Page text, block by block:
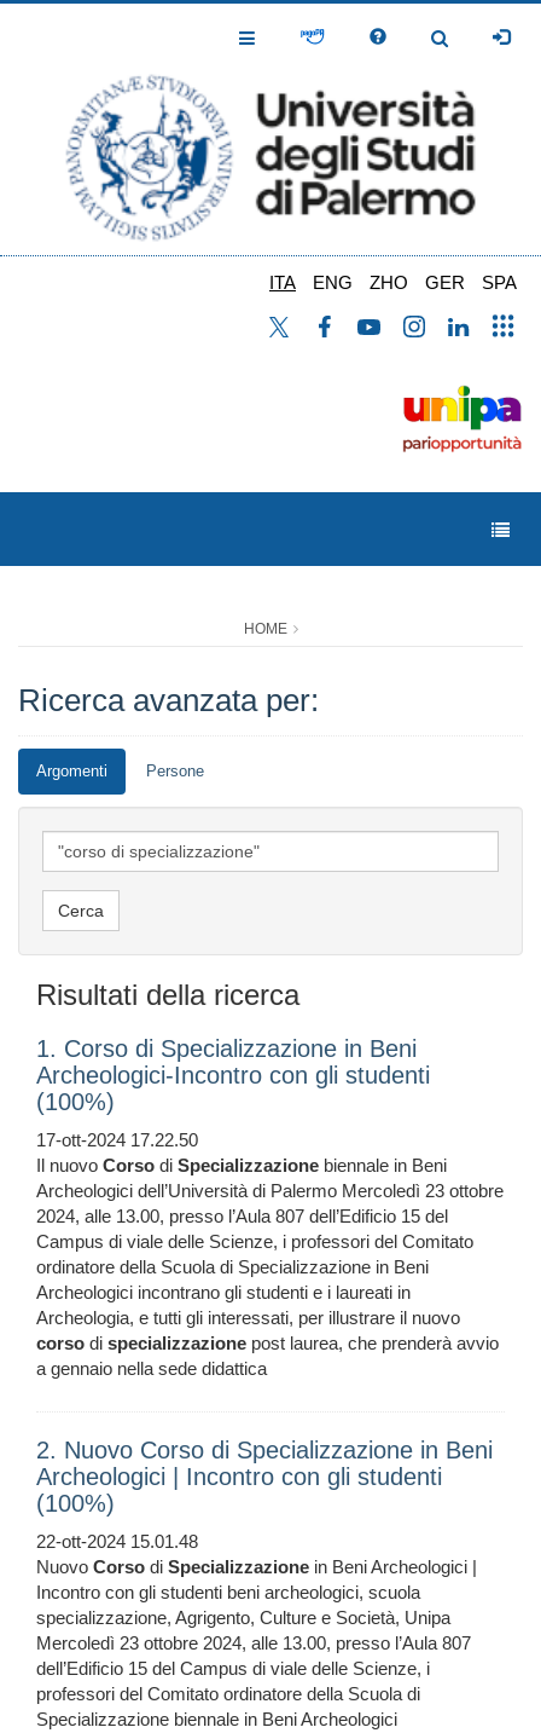
Toggle
Toggle
ITA ENG ZHO GER SPA
HOME
Ricerca avanzata per:
Argomenti Persone
Risultati della ricerca
1. Corso di Specializzazione in Beni
Archeologici-Incontro con gli studenti
(100%)
17-ott-2024 17.22.50
Il nuovo Corso di Specializzazione biennale in Beni
Archeologici dell’Università di Palermo Mercoledì 23 ottobre
2024, alle 13.00, presso l’Aula 807 dell’Edificio 15 del
Campus di viale delle Scienze, i professori del Comitato
ordinatore della Scuola di Specializzazione in Beni
Archeologici incontrano gli studenti e i laureati in
Archeologia, e tutti gli interessati, per illustrare il nuovo
corso di specializzazione post laurea, che prenderà avvio
a gennaio nella sede didattica
2. Nuovo Corso di Specializzazione in Beni
Archeologici | Incontro con gli studenti
(100%)
22-ott-2024 15.01.48
Nuovo Corso di Specializzazione in Beni Archeologici |
Incontro con gli studenti beni archeologici, scuola
specializzazione, Agrigento, Culture e Società, Unipa
Mercoledì 23 ottobre 2024, alle 13.00, presso l’Aula 807
dell’Edificio 15 del Campus di viale delle Scienze, i
professori del Comitato ordinatore della Scuola di
Specializzazione biennale in Beni Archeologici